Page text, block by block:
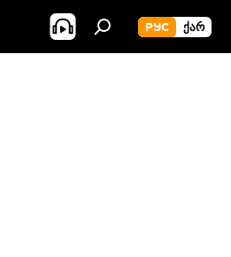
РУС ᲥᲐᲠ